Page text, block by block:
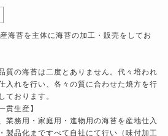
海苔を主体に海苔の加工・販売をしてお
質の海苔は二度とありません。代々培われ
入れを行い、各々の質に合わせた焼方を行
ております。
貫生産】
業務用・家庭用・進物用の海苔を産地仕入
製品化まですべて自社にて行い（味付加工